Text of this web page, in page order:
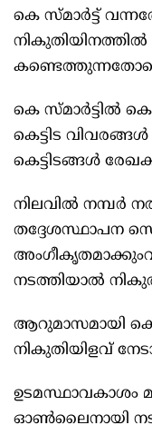
കെ സ്‌മാർട്ട്‌
നികുതിയിനത്തില്‍
കെ സ്‌മാർട്ടിൽ
കെട്ടിട
കെട്ടിടങ്ങൾ
നിലവിൽ നമ്പർ
തദ്ദേശസ്ഥാപന
നടത്തിയാൽ
ആറുമാസമായി
നികുതിയിളവ്‌
ഉടമസ്ഥാവകാശം
ഓൺലൈനായി